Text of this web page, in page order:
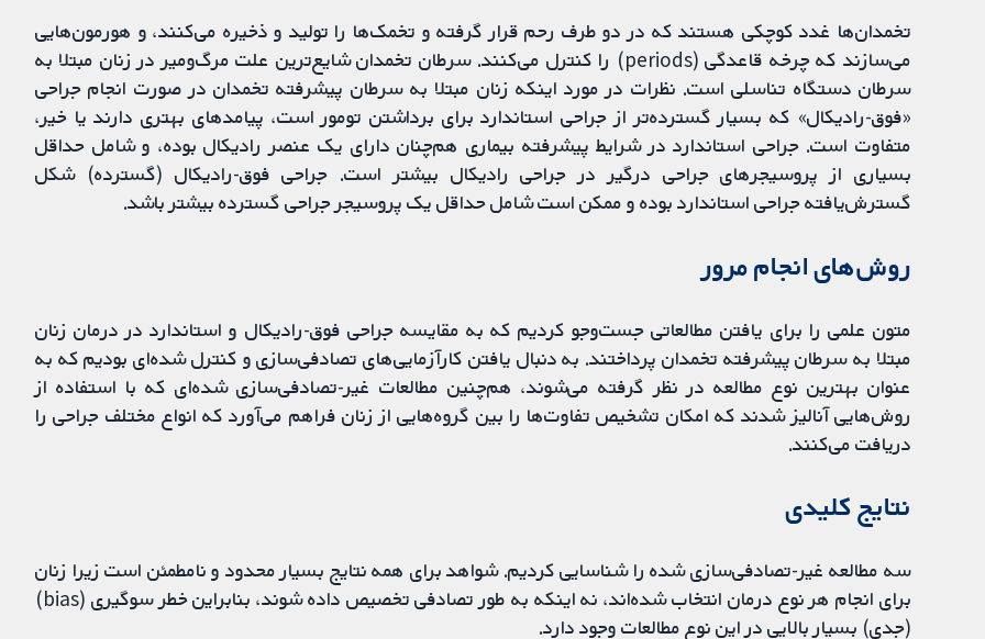
تخمدان‌ها غدد کوچکی هستند که در دو طرف رحم قرار گرفته و تخمک‌ها را تولید و ذخیره می‌کنند، و هورمون‌هایی
می‌سازند که چرخه قاعدگی (periods) را کنترل می‌کنند. سرطان تخمدان شایع‌ترین علت مرگ‌ومیر در زنان مبتلا به
سرطان دستگاه تناسلی است. نظرات در مورد اینکه زنان مبتلا به سرطان پیشرفته تخمدان در صورت انجام جراحی
«فوق-رادیکال» که بسیار گسترده‌تر از جراحی استاندارد برای برداشتن تومور است، پیامدهای بهتری دارند یا خیر،
متفاوت است. جراحی استاندارد در شرایط پیشرفته بیماری هم‌چنان دارای یک عنصر رادیکال بوده، و شامل حداقل
بسیاری از پروسیجرهای جراحی درگیر در جراحی رادیکال بیشتر است. جراحی فوق-رادیکال (گسترده) شکل
گسترش‌یافته جراحی استاندارد بوده و ممکن است شامل حداقل یک پروسیجر جراحی گسترده بیشتر باشد.
روش‌های انجام مرور
متون علمی را برای یافتن مطالعاتی جست‌وجو کردیم که به مقایسه جراحی فوق-رادیکال و استاندارد در درمان زنان
مبتلا به سرطان پیشرفته تخمدان پرداختند. به دنبال یافتن کارآزمایی‌های تصادفی‌سازی و کنترل شده‌ای بودیم که به
عنوان بهترین نوع مطالعه در نظر گرفته می‌شوند، هم‌چنین مطالعات غیر-تصادفی‌سازی شده‌ای که با استفاده از
روش‌هایی آنالیز شدند که امکان تشخیص تفاوت‌ها را بین گروه‌هایی از زنان فراهم می‌آورد که انواع مختلف جراحی را
دریافت می‌کنند.
‌نتایج کلیدی
سه مطالعه غیر-تصادفی‌سازی شده را شناسایی کردیم. شواهد برای همه نتایج بسیار محدود و نامطمئن است زیرا زنان
برای انجام هر نوع درمان انتخاب شده‌اند، نه اینکه به طور تصادفی تخصیص داده شوند، بنابراین خطر سوگیری (bias)
(جدی) بسیار بالایی در این نوع مطالعات وجود دارد.